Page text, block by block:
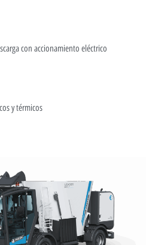
con accionamiento eléctrico
y térmicos